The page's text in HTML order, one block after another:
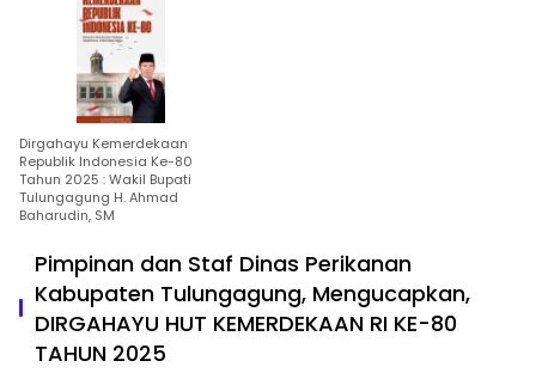
Dirgahayu Kemerdekaan
Republik Indonesia Ke-80
Tahun 2025 : Wakil Bupati
Tulungagung H. Ahmad
Baharudin, SM
Pimpinan dan Staf Dinas Perikanan
Kabupaten Tulungagung, Mengucapkan,
DIRGAHAYU HUT KEMERDEKAAN RI KE-80
TAHUN 2025